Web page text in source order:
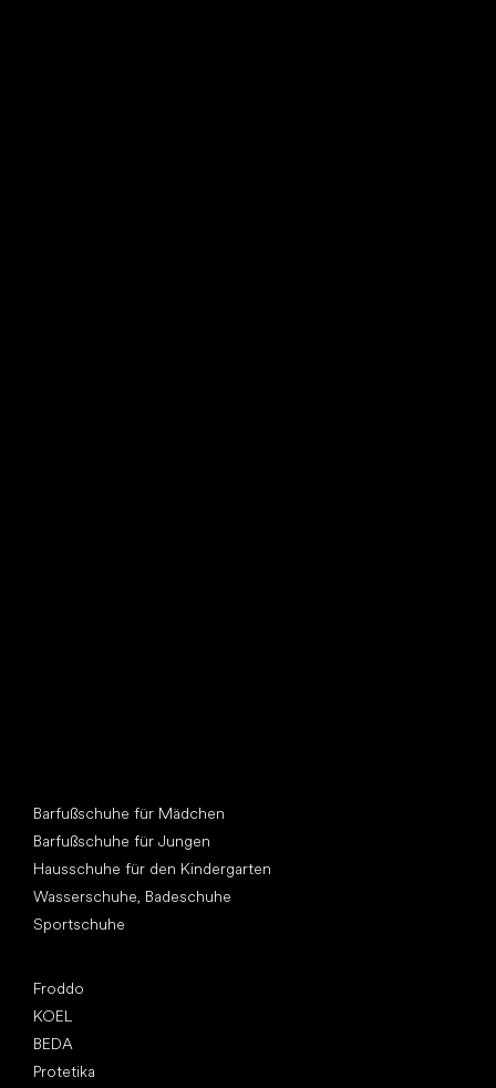
Barfußschuhe für Mädchen
Barfußschuhe für Jungen
Hausschuhe für den Kindergarten
Wasserschuhe, Badeschuhe
Sportschuhe
Froddo
KOEL
BEDA
Protetika